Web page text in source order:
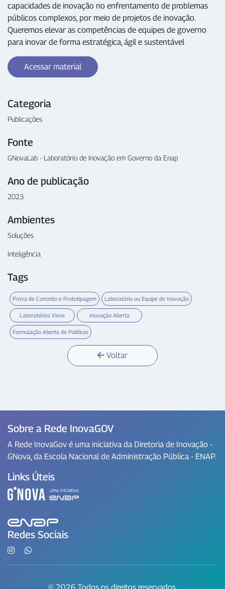
Categoria
Publicações
Fonte
GNovaLab - Laboratório de Inovação em Governo da Enap
Ano de publicação
2023
Ambientes
Soluções
Inteligência
Tags
Prova de Conceito e Prototipagem Laboratório ou Equipe de Inovação
Laboratórios Vivos Inovação Aberta
Formulação Aberta de Políticas
Voltar
capacidades de inovação no enfrentamento de problemas
públicos complexos, por meio de projetos de inovação.
Queremos elevar as competências de equipes de governo
para inovar de forma estratégica, ágil e sustentável
Acessar material
Sobre a Rede InovaGOV
A Rede InovaGov é uma iniciativa da Diretoria de Inovação -
GNova, da Escola Nacional de Administração Pública - ENAP.
Links Úteis
Redes Sociais
© 2026 Todos os direitos reservados.